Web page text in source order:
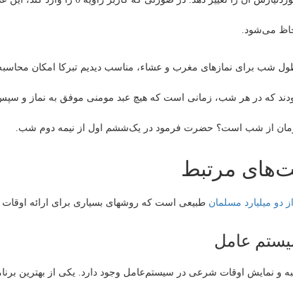
می‌شود.
که در هر شب، زمانی است که هیچ عبد مومنی موفق به نماز و
از شب است؟ حضرت فرمود در یک‌ششم اول از نیمه دوم شب.
مرتبط
دو میلیارد مسلمان طبیعی است که روشهای بسیاری برای ارائه
عامل
و نمایش اوقات شرعی در سیستم‌عامل وجود دارد. یکی از بهترین